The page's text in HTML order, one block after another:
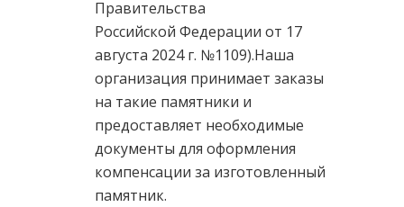
Правительства
Российской Федерации от 17
августа 2024 г. №1109).Наша
организация принимает заказы
на такие памятники и
предоставляет необходимые
документы для оформления
компенсации за изготовленный
памятник.